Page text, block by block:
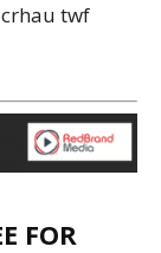
twf
FOR